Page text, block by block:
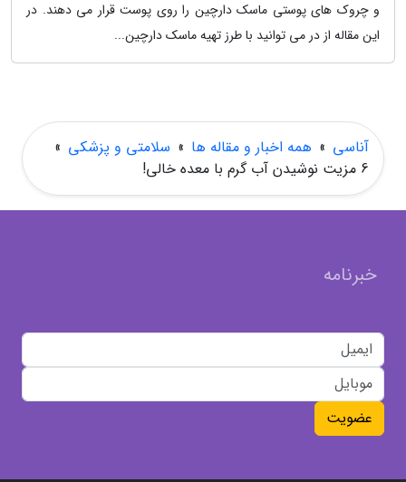
و چروک های پوستی ماسک دارچین را روی پوست قرار می دهند. در
این مقاله از در می توانید با طرز تهیه ماسک دارچین...
آناسی » همه اخبار و مقاله ها » سلامتی و پزشکی »
6 مزیت نوشیدن آب گرم با معده خالی!
خبرنامه
عضویت